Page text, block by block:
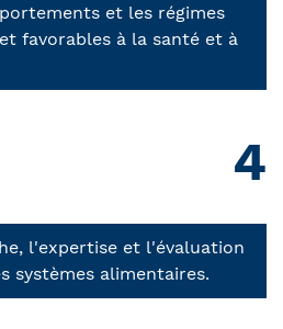
et les régimes
favorables à la santé et à
4
l'expertise et l'évaluation
systèmes alimentaires.